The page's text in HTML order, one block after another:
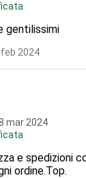
gentilissimi
feb 2024
mar 2024
e spedizioni
ordine.Top.